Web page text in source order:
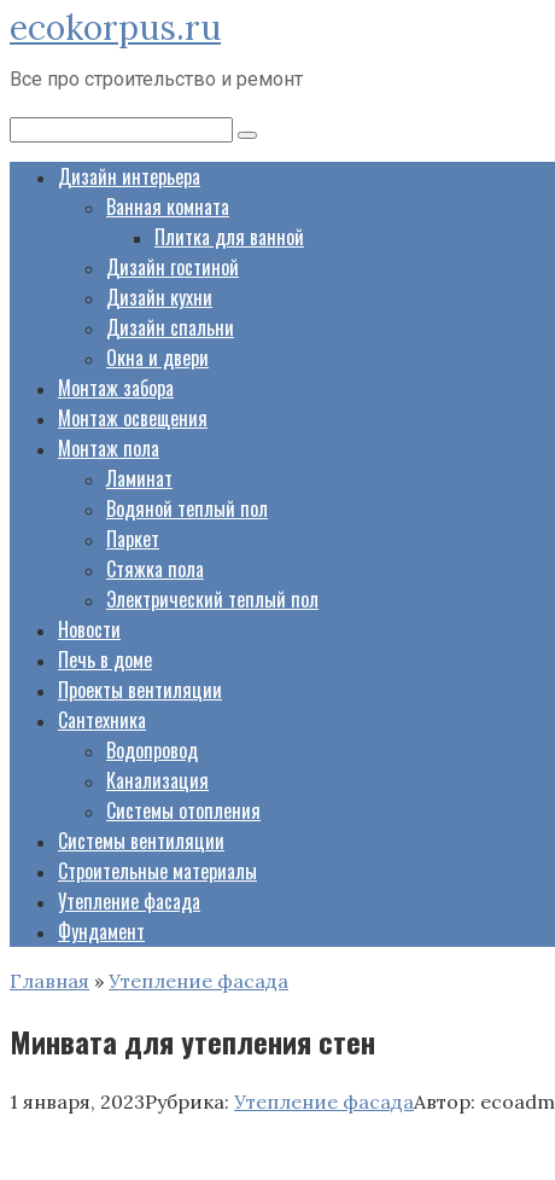
Перейти
к
контенту
ecokorpus.ru
Все про строительство и ремонт
Дизайн интерьера
Ванная комната
Плитка для ванной
Дизайн гостиной
Дизайн кухни
Дизайн спальни
Окна и двери
Монтаж забора
Монтаж освещения
Монтаж пола
Ламинат
Водяной теплый пол
Паркет
Стяжка пола
Электрический теплый пол
Новости
Печь в доме
Проекты вентиляции
Сантехника
Водопровод
Канализация
Системы отопления
Системы вентиляции
Строительные материалы
Утепление фасада
Фундамент
Главная » Утепление фасада
Минвата для утепления стен
1 января, 2023Рубрика: Утепление фасадаАвтор: